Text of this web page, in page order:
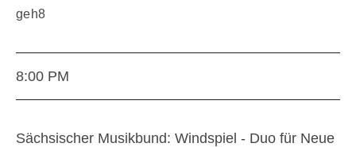
geh8
8:00 PM
Sächsischer Musikbund: Windspiel - Duo für Neue